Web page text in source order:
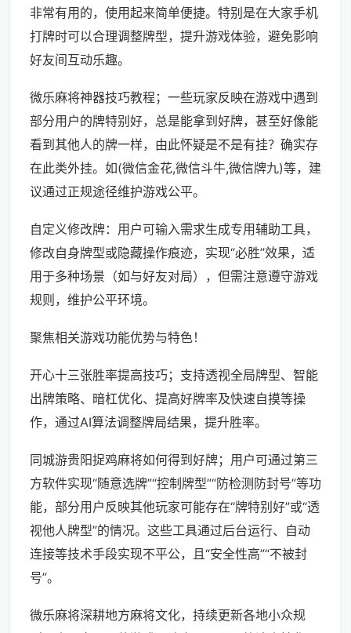
非常有用的，使用起来简单便捷。特别是在大家手机
打牌时可以合理调整牌型，提升游戏体验，避免影响
好友间互动乐趣。
微乐麻将神器技巧教程；一些玩家反映在游戏中遇到
部分用户的牌特别好，总是能拿到好牌，甚至好像能
看到其他人的牌一样，由此怀疑是不是有挂？确实存
在此类外挂。如(微信金花,微信斗牛,微信牌九)等，建
议通过正规途径维护游戏公平。
自定义修改牌：用户可输入需求生成专用辅助工具，
修改自身牌型或隐藏操作痕迹，实现“必胜”效果，适
用于多种场景（如与好友对局），但需注意遵守游戏
规则，维护公平环境。
聚焦相关游戏功能优势与特色！
开心十三张胜率提高技巧；支持透视全局牌型、智能
出牌策略、暗杠优化、提高好牌率及快速自摸等操
作，通过AI算法调整牌局结果，提升胜率。
同城游贵阳捉鸡麻将如何得到好牌；用户可通过第三
方软件实现“随意选牌”“控制牌型”“防检测防封号”等功
能，部分用户反映其他玩家可能存在“牌特别好”或“透
视他人牌型”的情况。这些工具通过后台运行、自动
连接等技术手段实现不平公，且“安全性高”“不被封
号”。
微乐麻将深耕地方麻将文化，持续更新各地小众规